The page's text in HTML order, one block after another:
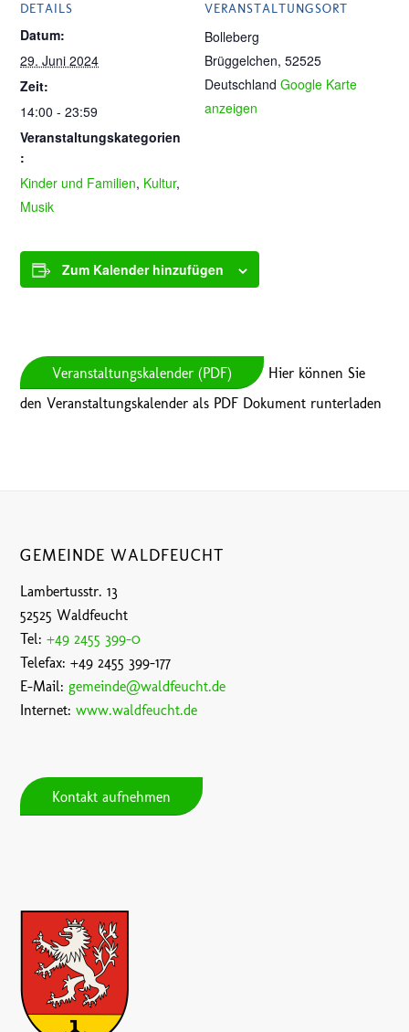
DETAILS
Datum:
29. Juni 2024
Zeit:
14:00 - 23:59
Veranstaltungskategorien
:
Kinder und Familien, Kultur,
Musik
VERANSTALTUNGSORT
Bolleberg
Brüggelchen, 52525
Deutschland Google Karte
anzeigen
Zum Kalender hinzufügen
Veranstaltungskalender (PDF)
Hier können Sie
den Veranstaltungskalender als PDF Dokument runterladen
GEMEINDE WALDFEUCHT
Lambertusstr. 13
52525 Waldfeucht
Tel:+49 2455 399-0
Telefax: +49 2455 399-177
E-Mail: gemeinde@waldfeucht.de
Internet:www.waldfeucht.de
Kontakt aufnehmen